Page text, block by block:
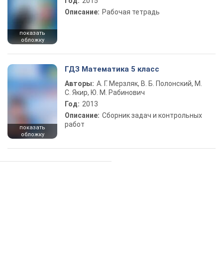
показать
обложку
Описание: Рабочая тетрадь
показать
обложку
ГДЗ Математика 5 класс
Авторы: А. Г. Мерзляк, В. Б. Полонский, М.
С. Якир, Ю. М. Рабинович
Год: 2013
Описание: Сборник задач и контрольных
работ